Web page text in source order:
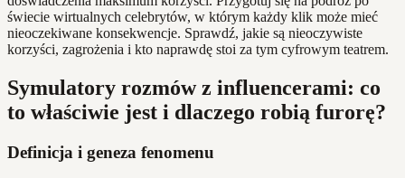
świecie wirtualnych celebrytów, w którym każdy klik może mieć
nieoczekiwane konsekwencje. Sprawdź, jakie są nieoczywiste
korzyści, zagrożenia i kto naprawdę stoi za tym cyfrowym teatrem.
Symulatory rozmów z influencerami: co
to właściwie jest i dlaczego robią furorę?
Definicja i geneza fenomenu